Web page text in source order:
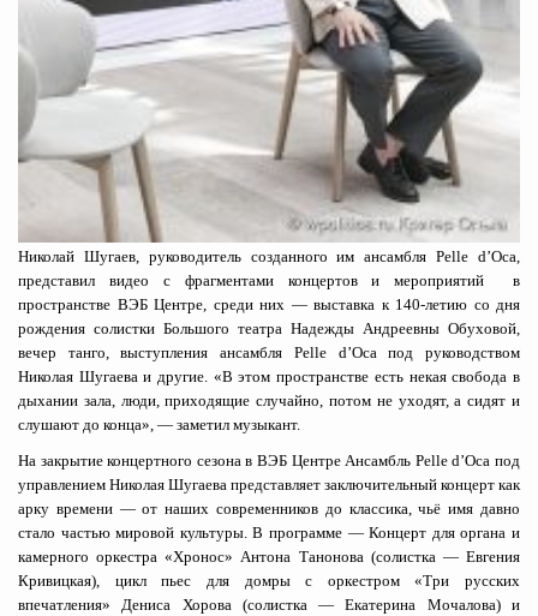
Николай Шугаев, руководитель созданного им ансамбля Pelle d’Oca,
представил видео с фрагментами концертов и мероприятий в
пространстве ВЭБ Центре, среди них — выставка к 140-летию со дня
рождения солистки Большого театра Надежды Андреевны Обуховой,
вечер танго, выступления ансамбля Pelle d’Oca под руководством
Николая Шугаева и другие. «В этом пространстве есть некая свобода в
дыхании зала, люди, приходящие случайно, потом не уходят, а сидят и
слушают до конца», — заметил музыкант.
На закрытие концертного сезона в ВЭБ Центре Ансамбль Pelle d’Oca под
управлением Николая Шугаева представляет заключительный концерт как
арку времени — от наших современников до классика, чьё имя давно
стало частью мировой культуры. В программе — Концерт для органа и
камерного оркестра «Хронос» Антона Танонова (солистка — Евгения
Кривицкая), цикл пьес для домры с оркестром «Три русских
впечатления» Дениса Хорова (солистка — Екатерина Мочалова) и